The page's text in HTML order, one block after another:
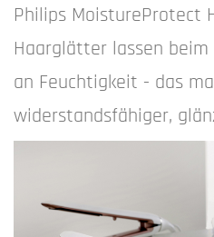
Philips MoistureProtect
Haarglätter lassen
an Feuchtigkeit - das
widerstandsfähiger,